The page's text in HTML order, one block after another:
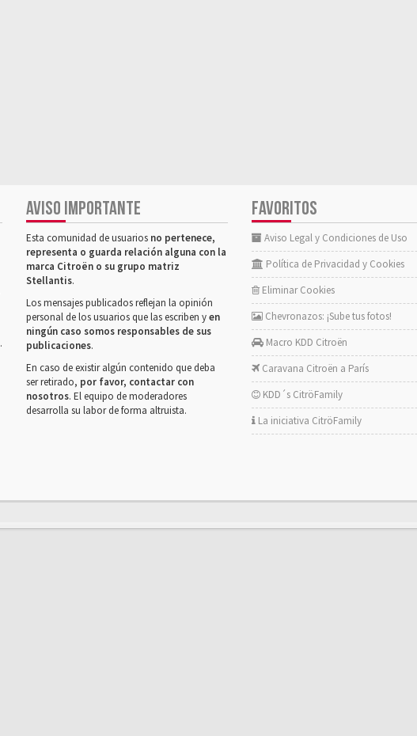
AVISO IMPORTANTE
Esta comunidad de usuarios no pertenece,
representa o guarda relación alguna con la
marca Citroën o su grupo matriz
Stellantis.
Los mensajes publicados reflejan la opinión
personal de los usuarios que las escriben yen
ningún caso somos responsables de sus
publicaciones.
En caso de existir algún contenido que deba
ser retirado, por favor, contactar con
nosotros. El equipo de moderadores
desarrolla su labor de forma altruista.
FAVORITOS
Aviso Legal y Condiciones de Uso
Política de Privacidad y Cookies
Eliminar Cookies
Chevronazos: ¡Sube tus fotos!
Macro KDD Citroën
Caravana Citroën a París
KDD´s CitröFamily
La iniciativa CitröFamily